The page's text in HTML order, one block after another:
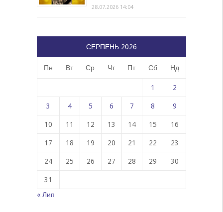
28.07.2026 14:04
СЕРПЕНЬ 2026
Пн Вт Ср Чт Пт Сб Нд
1 2
3 4 5 6 7 8 9
10 11 12 13 14 15 16
17 18 19 20 21 22 23
24 25 26 27 28 29 30
31
« Лип